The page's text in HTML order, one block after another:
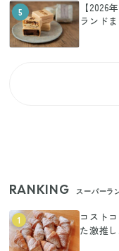
5
【2026
ランド
RANKING スーパーラ
1
コスト
た激推